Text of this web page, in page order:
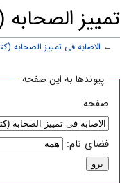
تمییز الصحابه
← الاصابه فی تمییز الصحابه
ناوبری
جستجو
پیوندها به این صفحه
صفحه:
فضای نام: